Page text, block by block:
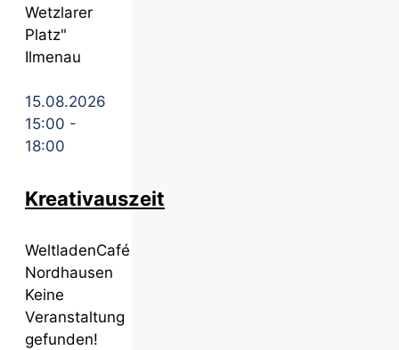
Wetzlarer
Platz"
Ilmenau
15.08.2026
15:00 -
18:00
Kreativauszeit
WeltladenCafé
Nordhausen
Keine
Veranstaltung
gefunden!